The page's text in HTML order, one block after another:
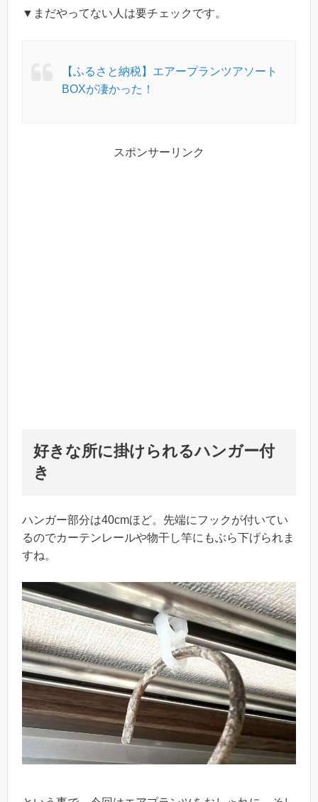
▼まだやってない人は要チェックです。
【ふるさと納税】エアープランツアソート
BOXが凄かった！
スポンサーリンク
好きな所に掛けられるハンガー付
き
ハンガー部分は40cmほど。先端にフックが付いてい
るのでカーテンレールや物干し竿にもぶら下げられま
すね。